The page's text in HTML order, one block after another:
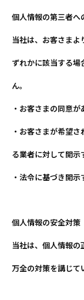
個人情報の第三者へ
当社は、お客さま
ずれかに該当する場
ん。
・お客さまの同意が
・お客さまが希望
る業者に対して開示
・法令に基づき開
個人情報の安全対策
当社は、個人情報
万全の対策を講じて